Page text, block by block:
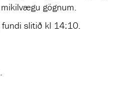
gögnum.
slitið kl 14:10.